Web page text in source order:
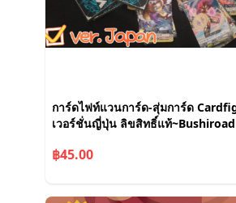
การ์ดไฟท์แวนการ์ด-สุ่มการ์ด
เวอร์ชั่นญี่ปุ่น ลิขสิทธิ์แท้~Bushiroad
฿45.00